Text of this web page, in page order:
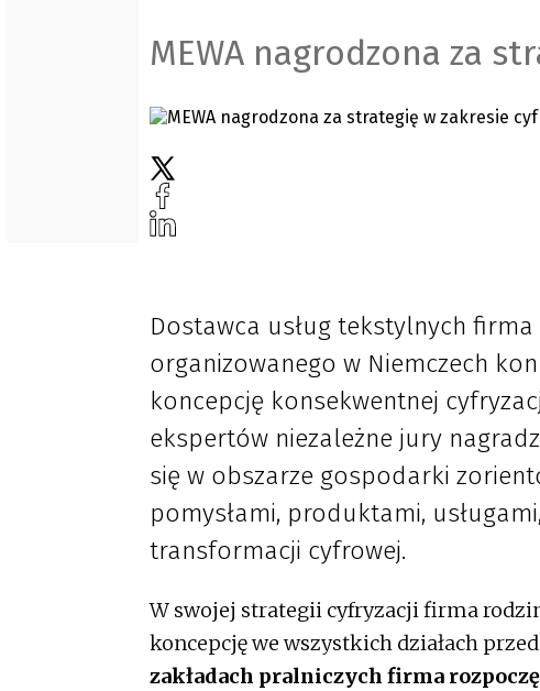
MEWA nagrodzona za
Dostawca usług tekstylnych
organizowanego w Niemczech
koncepcję konsekwentnej
ekspertów niezależne jury
się w obszarze gospodarki
pomysłami, produktami,
transformacji cyfrowej.
W swojej strategii cyfryzacji firma
koncepcję we wszystkich działach
zakładach pralniczych firma